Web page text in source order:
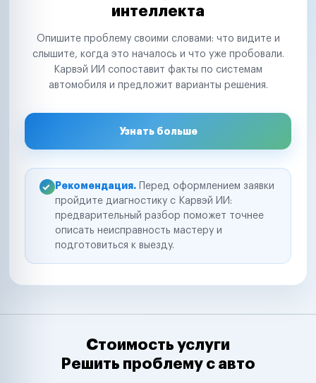
интеллекта
Опишите проблему своими словами: что видите и
слышите, когда это началось и что уже пробовали.
Карвэй ИИ сопоставит факты по системам
автомобиля и предложит варианты решения.
Узнать больше
Рекомендация. Перед оформлением заявки
пройдите диагностику с Карвэй ИИ:
предварительный разбор поможет точнее
описать неисправность мастеру и
подготовиться к выезду.
Стоимость услуги
Решить проблему с авто